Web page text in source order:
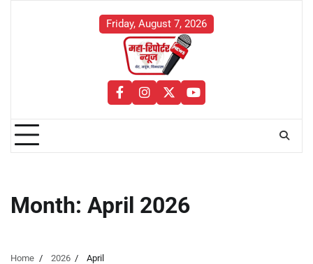
Friday, August 7, 2026
facebookinstagram
twitteryoutube
Month: April 2026
Home 2026 April